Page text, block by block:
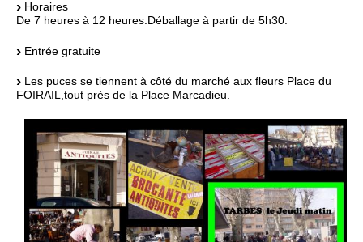
Horaires
De 7 heures à 12 heures.Déballage à partir de 5h30.
Entrée gratuite
Les puces se tiennent à côté du marché aux fleurs Place du
FOIRAIL,tout près de la Place Marcadieu.